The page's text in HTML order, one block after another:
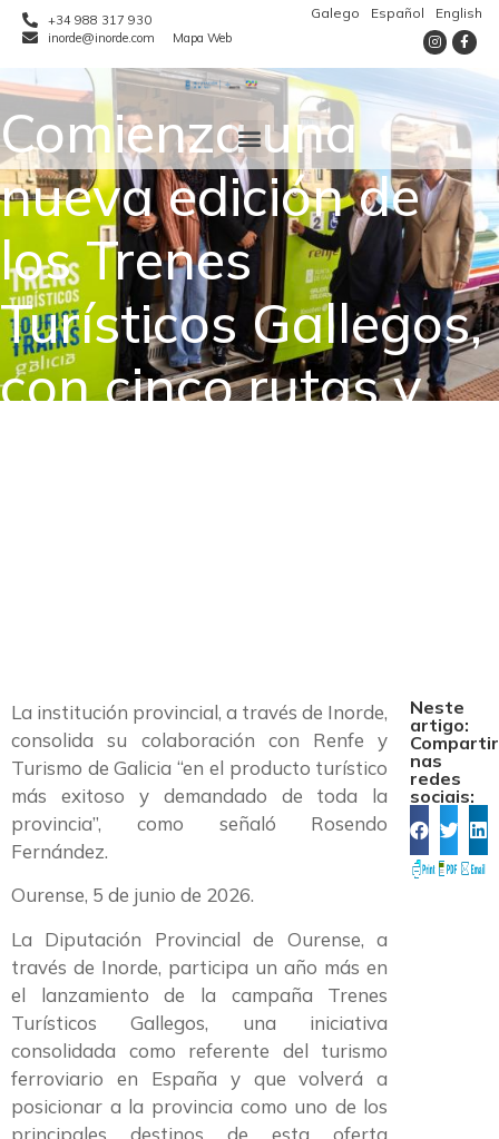
+34 988 317 930
inorde@inorde.com
Mapa Web
Galego Español English
Comienza una
nueva edición de
los Trenes
Turísticos Gallegos,
con cinco rutas y
La institución provincial, a través de Inorde,
consolida su colaboración con Renfe y
Turismo de Galicia “en el producto turístico
más exitoso y demandado de toda la
provincia”, como señaló Rosendo
Fernández.
Ourense, 5 de junio de 2026.
La Diputación Provincial de Ourense, a
través de Inorde, participa un año más en
el lanzamiento de la campaña Trenes
Turísticos Gallegos, una iniciativa
consolidada como referente del turismo
ferroviario en España y que volverá a
posicionar a la provincia como uno de los
principales destinos de esta oferta
Neste
artigo:
Compartir
nas
redes
sociais: